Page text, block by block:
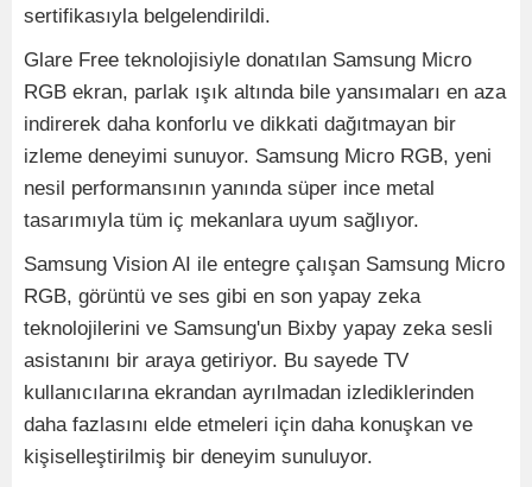
sertifikasıyla belgelendirildi.
Glare Free teknolojisiyle donatılan Samsung Micro
RGB ekran, parlak ışık altında bile yansımaları en aza
indirerek daha konforlu ve dikkati dağıtmayan bir
izleme deneyimi sunuyor. Samsung Micro RGB, yeni
nesil performansının yanında süper ince metal
tasarımıyla tüm iç mekanlara uyum sağlıyor.
Samsung Vision AI ile entegre çalışan Samsung Micro
RGB, görüntü ve ses gibi en son yapay zeka
teknolojilerini ve Samsung'un Bixby yapay zeka sesli
asistanını bir araya getiriyor. Bu sayede TV
kullanıcılarına ekrandan ayrılmadan izlediklerinden
daha fazlasını elde etmeleri için daha konuşkan ve
kişiselleştirilmiş bir deneyim sunuluyor.